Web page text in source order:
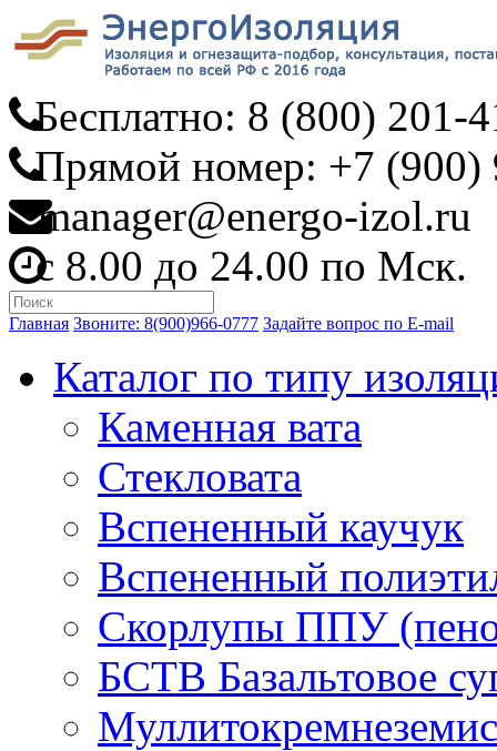
Бесплатно: 8 (800) 201-
Прямой номер: +7 (900)
manager@energo-izol.ru
с 8.00 до 24.00 по Мск.
Главная Звоните: 8(900)966-0777 Задайте вопрос по E-mail
Каталог по типу
Каменная вата
Стекловата
Вспененный каучук
Вспененный
Скорлупы ППУ
БСТВ Базальтовое